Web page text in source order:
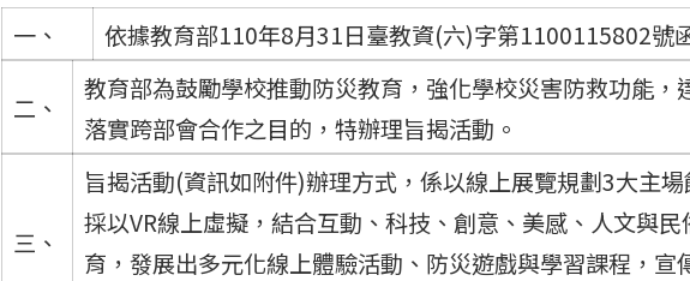
一、 依據教育部110年8月31日臺教資(六)字第1100115802號
二、
教育部為鼓勵學校推動防災教育，強化學校災害防救功能，
落實跨部會合作之目的，特辦理旨揭活動。
三、
旨揭活動(資訊如附件)辦理方式，係以線上展覽規劃3大主
採以VR線上虛擬，結合互動、科技、創意、美感、人文與
育，發展出多元化線上體驗活動、防災遊戲與學習課程，宣